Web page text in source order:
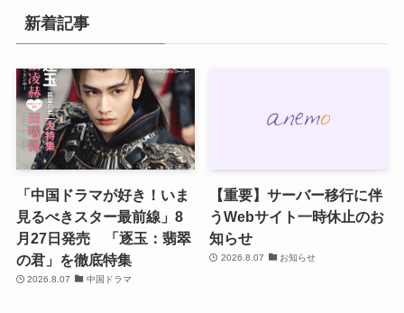
新着記事
「中国ドラマが好き！いま
見るべきスター最前線」8
月27日発売 「逐玉：翡翠
の君」を徹底特集
2026.8.07 中国ドラマ
【重要】サーバー移行に伴
うWebサイト一時休止のお
知らせ
2026.8.07 お知らせ